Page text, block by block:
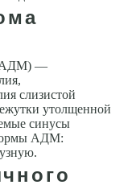
(АДМ) —
слизистой
утолщенной
синусы
АДМ: